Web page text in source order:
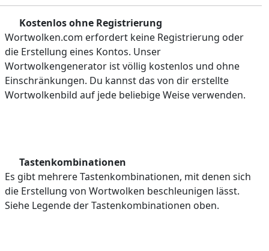
Kostenlos ohne Registrierung
Wortwolken.com erfordert keine Registrierung oder
die Erstellung eines Kontos. Unser
Wortwolkengenerator ist völlig kostenlos und ohne
Einschränkungen. Du kannst das von dir erstellte
Wortwolkenbild auf jede beliebige Weise verwenden.
Tastenkombinationen
Es gibt mehrere Tastenkombinationen, mit denen sich
die Erstellung von Wortwolken beschleunigen lässt.
Siehe Legende der Tastenkombinationen oben.